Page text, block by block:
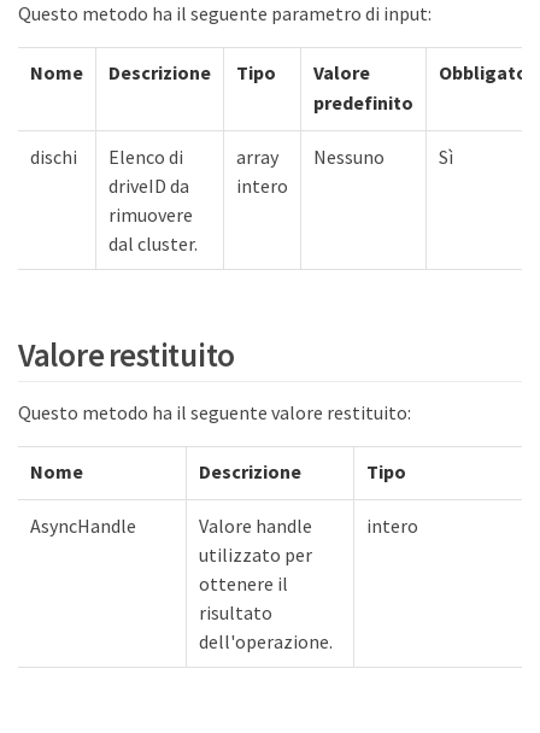
Questo metodo ha il seguente parametro di input:
Nome Descrizione Tipo
Valore
predefinito
dischi
Elenco di
driveID da
rimuovere
dal cluster.
array
intero
Nessuno Sì
Valore restituito
Questo metodo ha il seguente valore restituito:
Nome Descrizione Tipo
AsyncHandle
Valore handle
utilizzato per
ottenere il
risultato
dell'operazione.
intero